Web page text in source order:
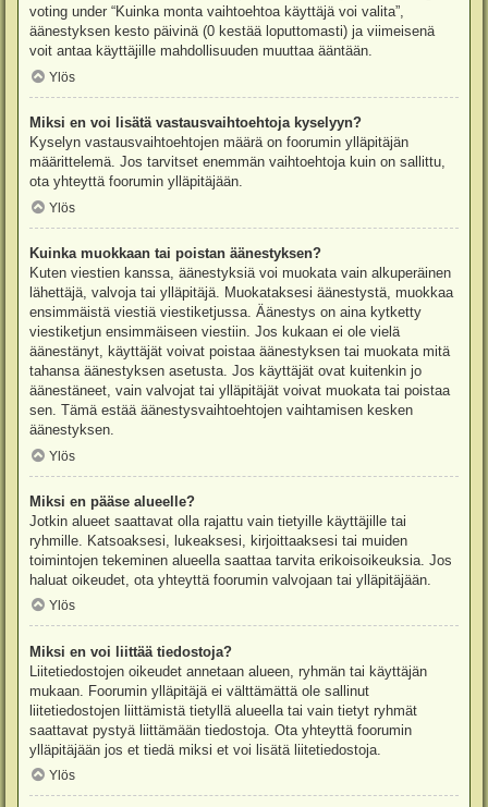
voting under “Kuinka monta vaihtoehtoa käyttäjä voi valita”,
äänestyksen kesto päivinä (0 kestää loputtomasti) ja viimeisenä
voit antaa käyttäjille mahdollisuuden muuttaa ääntään.
Ylös
Miksi en voi lisätä vastausvaihtoehtoja kyselyyn?
Kyselyn vastausvaihtoehtojen määrä on foorumin ylläpitäjän
määrittelemä. Jos tarvitset enemmän vaihtoehtoja kuin on sallittu,
ota yhteyttä foorumin ylläpitäjään.
Ylös
Kuinka muokkaan tai poistan äänestyksen?
Kuten viestien kanssa, äänestyksiä voi muokata vain alkuperäinen
lähettäjä, valvoja tai ylläpitäjä. Muokataksesi äänestystä, muokkaa
ensimmäistä viestiä viestiketjussa. Äänestys on aina kytketty
viestiketjun ensimmäiseen viestiin. Jos kukaan ei ole vielä
äänestänyt, käyttäjät voivat poistaa äänestyksen tai muokata mitä
tahansa äänestyksen asetusta. Jos käyttäjät ovat kuitenkin jo
äänestäneet, vain valvojat tai ylläpitäjät voivat muokata tai poistaa
sen. Tämä estää äänestysvaihtoehtojen vaihtamisen kesken
äänestyksen.
Ylös
Miksi en pääse alueelle?
Jotkin alueet saattavat olla rajattu vain tietyille käyttäjille tai
ryhmille. Katsoaksesi, lukeaksesi, kirjoittaaksesi tai muiden
toimintojen tekeminen alueella saattaa tarvita erikoisoikeuksia. Jos
haluat oikeudet, ota yhteyttä foorumin valvojaan tai ylläpitäjään.
Ylös
Miksi en voi liittää tiedostoja?
Liitetiedostojen oikeudet annetaan alueen, ryhmän tai käyttäjän
mukaan. Foorumin ylläpitäjä ei välttämättä ole sallinut
liitetiedostojen liittämistä tietyllä alueella tai vain tietyt ryhmät
saattavat pystyä liittämään tiedostoja. Ota yhteyttä foorumin
ylläpitäjään jos et tiedä miksi et voi lisätä liitetiedostoja.
Ylös